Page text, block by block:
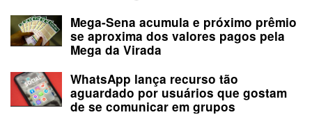
Mega-Sena acumula e próximo prêmio
se aproxima dos valores pagos pela
Mega da Virada
WhatsApp lança recurso tão
aguardado por usuários que gostam
de se comunicar em grupos